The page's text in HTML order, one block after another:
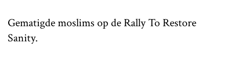
Gematigde moslims op de Rally To Restore
Sanity.